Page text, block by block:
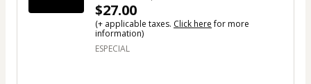
$27.00
(+ applicable taxes. Click herefor more
information)
ESPECIAL